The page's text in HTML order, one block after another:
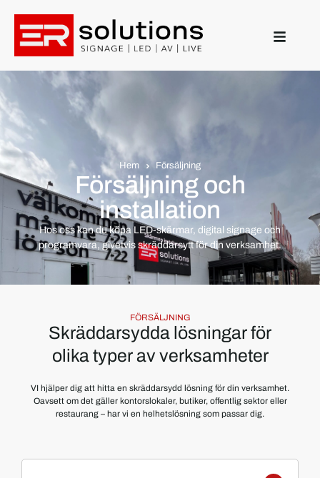
Hem Försäljning
Försäljning och
installation
Hos oss kan du köpa LED-skärmar, digital signage och
programvara, givetvis skräddarsytt för din verksamhet.
FÖRSÄLJNING
Skräddarsydda lösningar för
olika typer av verksamheter
VI hjälper dig att hitta en skräddarsydd lösning för din verksamhet.
Oavsett om det gäller kontorslokaler, butiker, offentlig sektor eller
restaurang – har vi en helhetslösning som passar dig.